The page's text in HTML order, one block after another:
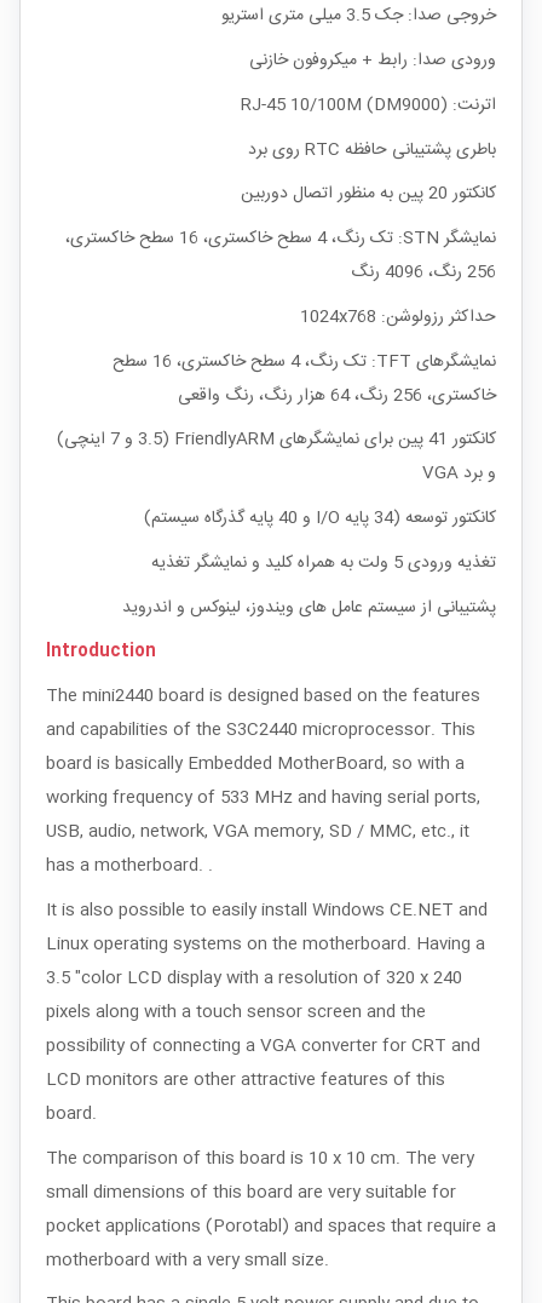
خروجی صدا: جک 3.5 میلی متری استریو
ورودی صدا: رابط + میکروفون خازنی
اترنت: RJ-45 10/100M (DM9000)
باطری پشتیبانی حافظه RTC روی برد
کانکتور 20 پین به منظور اتصال دوربین
نمایشگر STN: تک رنگ، 4 سطح خاکستری، 16 سطح خاکستری،
256 رنگ، 4096 رنگ
حداکثر رزولوشن: 1024x768
نمایشگرهای TFT: تک رنگ، 4 سطح خاکستری، 16 سطح
خاکستری، 256 رنگ، 64 هزار رنگ، رنگ واقعی
کانکتور 41 پین برای نمایشگرهای FriendlyARM (3.5 و 7 اینچی)
و برد VGA
کانکتور توسعه (34 پایه I/O و 40 پایه گذرگاه سیستم)
تغذیه ورودی 5 ولت به همراه کلید و نمایشگر تغذیه
پشتیبانی از سیستم عامل های ویندوز، لینوکس و اندروید
Introduction
The mini2440 board is designed based on the features
and capabilities of the S3C2440 microprocessor. This
board is basically Embedded MotherBoard, so with a
working frequency of 533 MHz and having serial ports,
USB, audio, network, VGA memory, SD / MMC, etc., it
has a motherboard. .
It is also possible to easily install Windows CE.NET and
Linux operating systems on the motherboard. Having a
3.5 "color LCD display with a resolution of 320 x 240
pixels along with a touch sensor screen and the
possibility of connecting a VGA converter for CRT and
LCD monitors are other attractive features of this
board.
The comparison of this board is 10 x 10 cm. The very
small dimensions of this board are very suitable for
pocket applications (Porotabl) and spaces that require a
motherboard with a very small size.